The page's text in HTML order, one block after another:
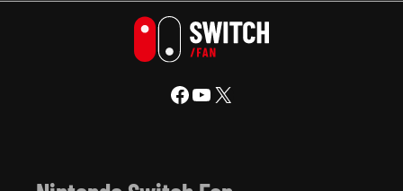
Facebook YouTube X